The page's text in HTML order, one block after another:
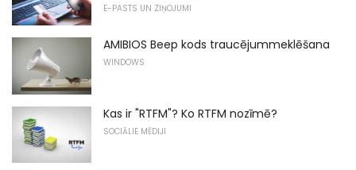
E-PASTS UN ZIŅOJUMI
AMIBIOS Beep kods traucējummeklēšana
WINDOWS
Kas ir "RTFM"? Ko RTFM nozīmē?
SOCIĀLIE MĒDIJI